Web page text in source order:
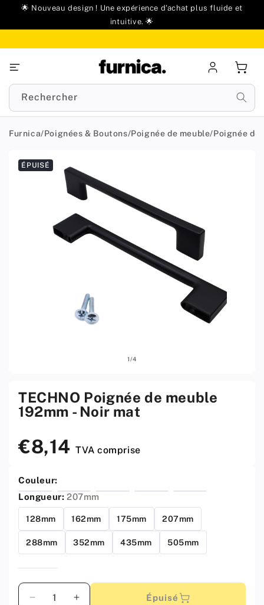
🌟 Nouveau design ! Une expérience d'achat plus fluide et
intuitive. 🌟
connecter
Rechercher
Furnica/Poignées & Boutons/Poignée de meuble/Poignée de
ÉPUISÉ
Passer aux
informations
w
menu
modal
1/sur
4
TECHNO Poignée de meuble
192mm - Noir mat
Prix
standard
€8,14 TVA comprise
Couleur:
Longueur: 207mm
128mm 162mm 175mm 207mm
288mm 352mm 435mm 505mm
Quantité
Diminuer
Augmenter
Épuisé